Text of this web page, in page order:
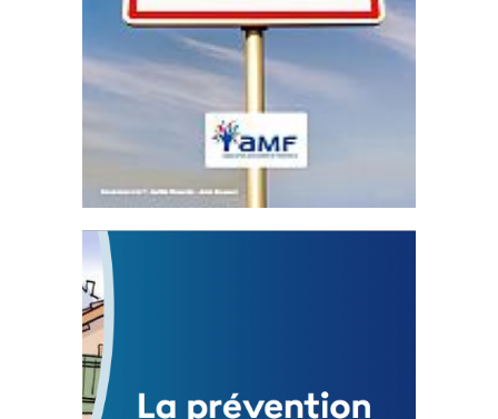
Statut de l’élu local
3 avril 2024
Mise à jour avril 2024
FEUILLETER